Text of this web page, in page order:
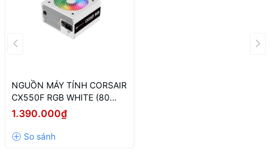
NGUỒN MÁY TÍNH CORSAIR
CX550F RGB WHITE (80
PLUS BRONZE/MÀU TRẮNG/
FULL MODUL)
1.390.000₫